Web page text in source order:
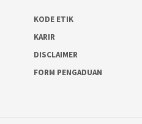
KODE ETIK
KARIR
DISCLAIMER
FORM PENGADUAN